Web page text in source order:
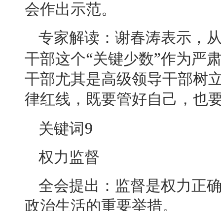
会作出示范。
专家解读：谢春涛表示，
干部这个“关键少数”作为严
干部尤其是高级领导干部树
律红线，既要管好自己，也
关键词9
权力监督
全会提出：监督是权力正
政治生活的重要举措。